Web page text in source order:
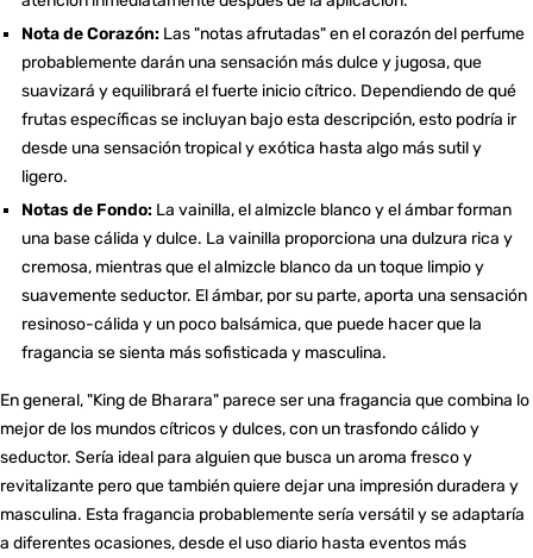
Nota de Corazón:Las "notas afrutadas" en el corazón del perfume
probablemente darán una sensación más dulce y jugosa, que
suavizará y equilibrará el fuerte inicio cítrico. Dependiendo de qué
frutas específicas se incluyan bajo esta descripción, esto podría ir
desde una sensación tropical y exótica hasta algo más sutil y
ligero.
Notas de Fondo:La vainilla, el almizcle blanco y el ámbar forman
una base cálida y dulce. La vainilla proporciona una dulzura rica y
cremosa, mientras que el almizcle blanco da un toque limpio y
suavemente seductor. El ámbar, por su parte, aporta una sensación
resinoso-cálida y un poco balsámica, que puede hacer que la
fragancia se sienta más sofisticada y masculina.
En general, "King de Bharara" parece ser una fragancia que combina lo
mejor de los mundos cítricos y dulces, con un trasfondo cálido y
seductor. Sería ideal para alguien que busca un aroma fresco y
revitalizante pero que también quiere dejar una impresión duradera y
masculina. Esta fragancia probablemente sería versátil y se adaptaría
a diferentes ocasiones, desde el uso diario hasta eventos más